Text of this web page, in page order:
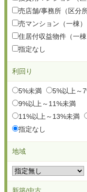
売店舗/事務所（区分所
売マンション（一棟）
住居付収益物件（一棟
指定なし
利回り
5%未満 5%以上～
9%以上～11%未満
11%以上～13%未満
指定なし
地域